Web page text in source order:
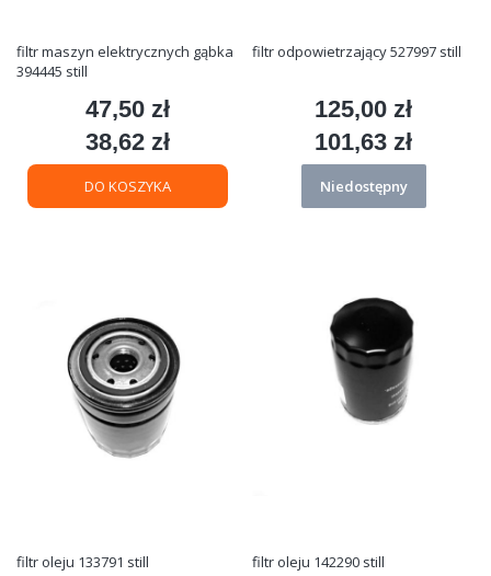
filtr maszyn elektrycznych gąbka
394445 still
Cena
47,50 zł
Cena
38,62 zł
DO KOSZYKA
filtr odpowietrzający 527997 still
Cena
125,00 zł
Cena
101,63 zł
Niedostępny
filtr oleju 133791 still filtr oleju 142290 still